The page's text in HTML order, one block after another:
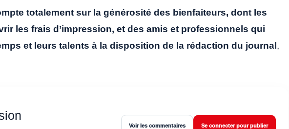
totalement sur la générosité des bienfaiteurs, dont les
les frais d’impression, et des amis et professionnels qui
et leurs talents à la disposition de la rédaction du journal,
Voir les commentaires Se connecter pour publier